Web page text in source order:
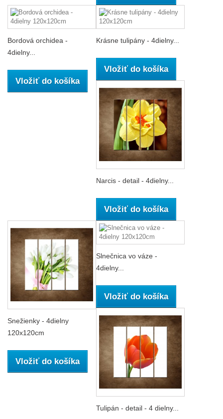
Bordová orchidea -
4dielny...
Vložiť do košíka
Krásne tulipány - 4dielny...
Vložiť do košíka
Narcis - detail - 4dielny...
Vložiť do košíka
Snežienky - 4dielny
120x120cm
Vložiť do košíka
Slnečnica vo váze -
4dielny...
Vložiť do košíka
Tulipán - detail - 4 dielny...